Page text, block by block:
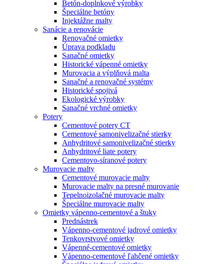
Betón-doplnkové výrobky
Špeciálne betóny
Injektážne malty
Sanácie a renovácie
Renovačné omietky
Úprava podkladu
Sanačné omietky
Historické vápenné omietky
Murovacia a výplňová malta
Sanačné a renovačné systémy
Historické spojivá
Ekologické výrobky
Sanačné vrchné omietky
Potery
Cementové potery CT
Cementové samonivelizačné stierky
Anhydritové samonivelizačné stierky
Anhydritové liate potery
Cementovo-síranové potery
Murovacie malty
Cementové murovacie malty
Murovacie malty na presné murovanie
Tepelnoizolačné murovacie malty
Špeciálne murovacie malty
Omietky vápenno-cementové a štuky
Prednástrek
Vápenno-cementové jadrové omietky
Tenkovrstvové omietky
Vápenné-cementové omietky
Vápenno-cementové ľahčené omietky